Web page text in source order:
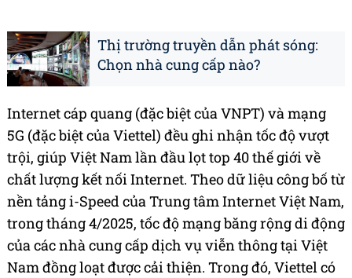
Thị trường truyền dẫn phát sóng:
Chọn nhà cung cấp nào?
Internet cáp quang (đặc biệt của VNPT) và mạng
5G (đặc biệt của Viettel) đều ghi nhận tốc độ vượt
trội, giúp Việt Nam lần đầu lọt top 40 thế giới về
chất lượng kết nối Internet. Theo dữ liệu công bố từ
nền tảng i-Speed của Trung tâm Internet Việt Nam,
trong tháng 4/2025, tốc độ mạng băng rộng di động
của các nhà cung cấp dịch vụ viễn thông tại Việt
Nam đồng loạt được cải thiện. Trong đó, Viettel có